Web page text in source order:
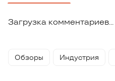
Загрузка комментариев...
Обзоры Индустрия